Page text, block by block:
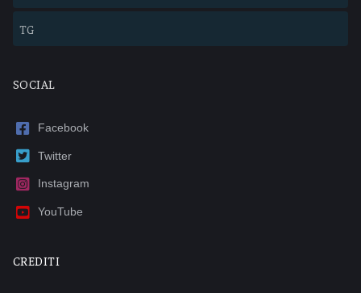
TG
SOCIAL
Facebook
Twitter
Instagram
YouTube
CREDITI